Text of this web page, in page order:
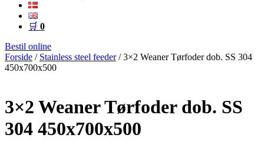
🛒 0
Bestil online
Forside / Stainless steel feeder/ 3×2 Weaner Tørfoder dob. SS 304
450x700x500
3×2 Weaner Tørfoder dob. SS
304 450x700x500